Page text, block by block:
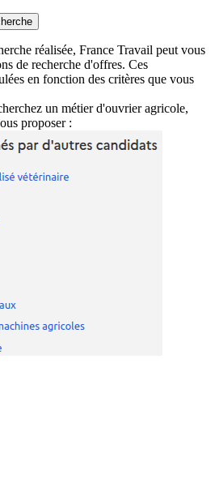
réalisée, France Travail peut vous
de recherche d'offres. Ces
en fonction des critères que vous
un métier d'ouvrier agricole,
proposer :